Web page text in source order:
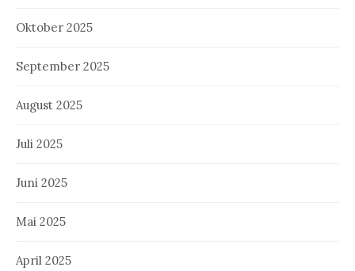
Oktober 2025
September 2025
August 2025
Juli 2025
Juni 2025
Mai 2025
April 2025